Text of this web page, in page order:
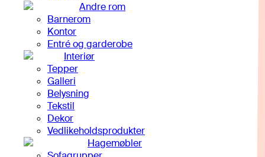
Andre rom
Barnerom
Kontor
Entré og garderobe
Interiør
Tepper
Galleri
Belysning
Tekstil
Dekor
Vedlikeholdsprodukter
Hagemøbler